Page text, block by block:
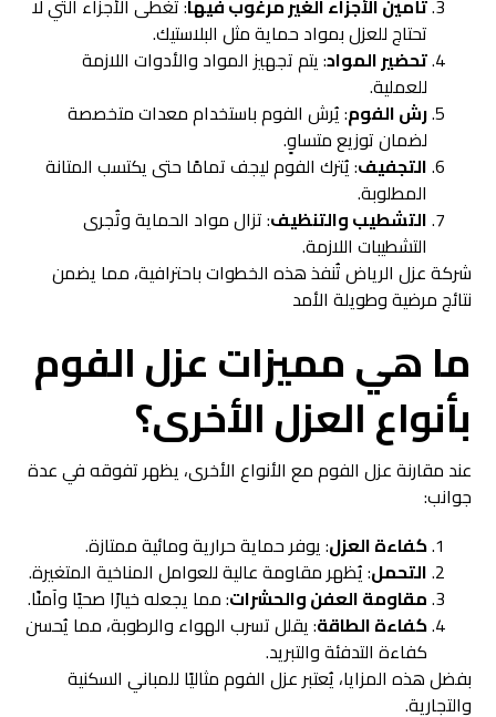
تأمين الأجزاء الغير مرغوب فيها: تُغطى الأجزاء التي لا
تحتاج للعزل بمواد حماية مثل البلاستيك.
تحضير المواد: يتم تجهيز المواد والأدوات اللازمة
للعملية.
رش الفوم: يُرش الفوم باستخدام معدات متخصصة
لضمان توزيع متساوٍ.
التجفيف: يُترك الفوم ليجف تمامًا حتى يكتسب المتانة
المطلوبة.
التشطيب والتنظيف: تزال مواد الحماية وتُجرى
التشطيبات اللازمة.
شركة عزل الرياض تُنفذ هذه الخطوات باحترافية، مما يضمن
نتائج مرضية وطويلة الأمد
ما هي مميزات عزل الفوم
بأنواع العزل الأخرى؟
عند مقارنة عزل الفوم مع الأنواع الأخرى، يظهر تفوقه في عدة
جوانب:
كفاءة العزل: يوفر حماية حرارية ومائية ممتازة.
التحمل: يُظهر مقاومة عالية للعوامل المناخية المتغيرة.
مقاومة العفن والحشرات: مما يجعله خيارًا صحيًا وآمنًا.
كفاءة الطاقة: يقلل تسرب الهواء والرطوبة، مما يُحسن
كفاءة التدفئة والتبريد.
بفضل هذه المزايا، يُعتبر عزل الفوم مثاليًا للمباني السكنية
والتجارية.